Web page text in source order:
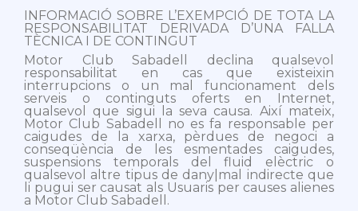
INFORMACIÓ SOBRE L’EXEMPCIÓ DE TOTA LA
RESPONSABILITAT DERIVADA D’UNA FALLA
TÈCNICA I DE CONTINGUT
Motor Club Sabadell declina qualsevol
responsabilitat en cas que existeixin
interrupcions o un mal funcionament dels
serveis o continguts oferts en Internet,
qualsevol que sigui la seva causa. Així mateix,
Motor Club Sabadell no es fa responsable per
caigudes de la xarxa, pèrdues de negoci a
conseqüència de les esmentades caigudes,
suspensions temporals del fluid elèctric o
qualsevol altre tipus de dany|mal indirecte que
li pugui ser causat als Usuaris per causes alienes
a Motor Club Sabadell.